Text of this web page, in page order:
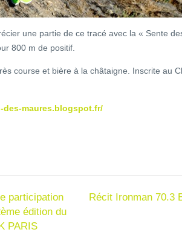
une partie de ce tracé avec la « Sente
800 m de positif.
course et bière à la châtaigne. Inscrite au
des-maures.blogspot.fr/
participation
édition du
PARIS
Récit Ironman 70.3